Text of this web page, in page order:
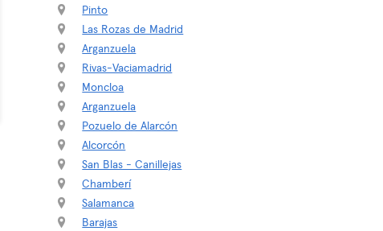
Pinto
Las Rozas de Madrid
Arganzuela
Rivas-Vaciamadrid
Moncloa
Arganzuela
Pozuelo de Alarcón
Alcorcón
San Blas - Canillejas
Chamberí
Salamanca
Barajas